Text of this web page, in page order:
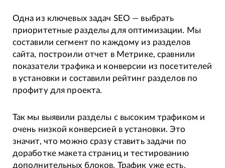
Одна из ключевых задач SEO — выбрать
приоритетные разделы для оптимизации. Мы
составили сегмент по каждому из разделов
сайта, построили отчет в Метрике, сравнили
показатели трафика и конверсии из посетителей
в установки и составили рейтинг разделов по
профиту для проекта.
Так мы выявили разделы с высоким трафиком и
очень низкой конверсией в установки. Это
значит, что можно сразу ставить задачи по
доработке макета страниц и тестированию
дополнительных блоков. Трафик уже есть,